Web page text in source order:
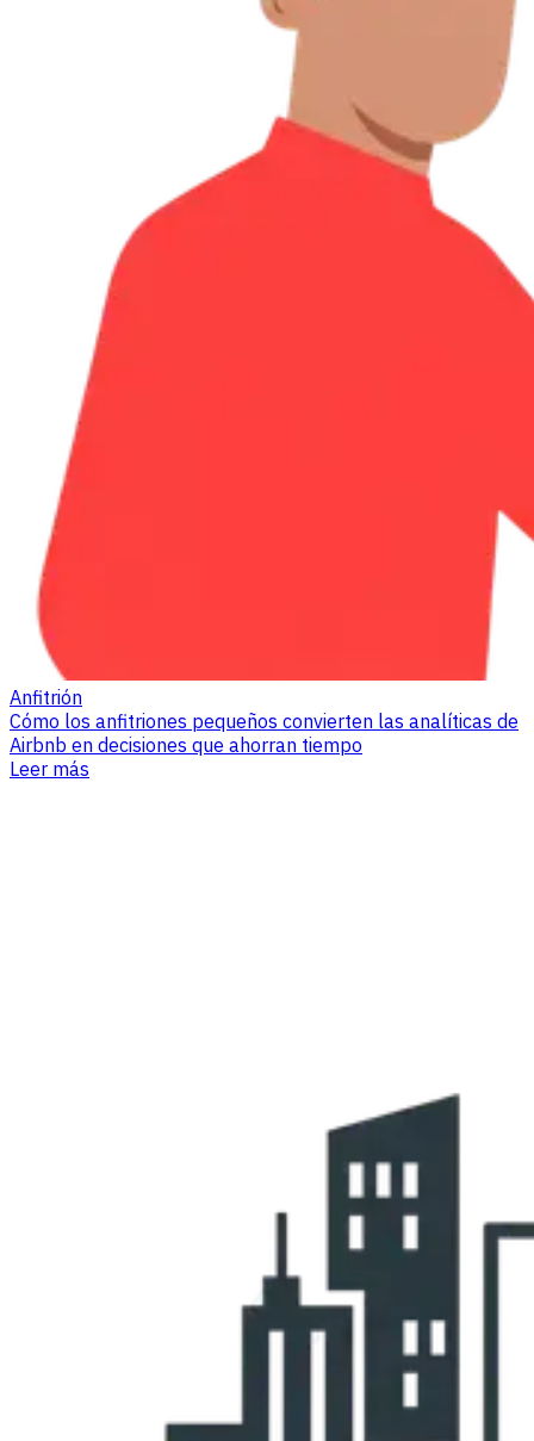
Anfitrión
Cómo los anfitriones pequeños convierten las analíticas de
Airbnb en decisiones que ahorran tiempo
Leer más